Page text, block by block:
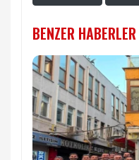
BENZER HABERLER